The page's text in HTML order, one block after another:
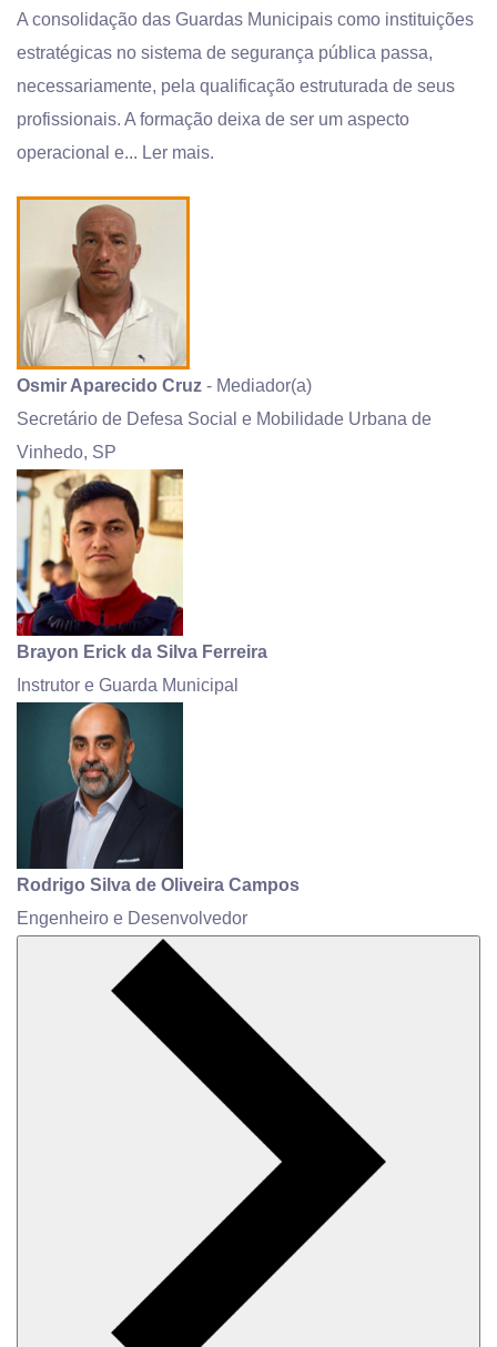
A consolidação das Guardas Municipais como instituições
estratégicas no sistema de segurança pública passa,
necessariamente, pela qualificação estruturada de seus
profissionais. A formação deixa de ser um aspecto
operacional e... Ler mais.
Osmir Aparecido Cruz - Mediador(a)
Secretário de Defesa Social e Mobilidade Urbana de
Vinhedo, SP
Brayon Erick da Silva Ferreira
Instrutor e Guarda Municipal
Rodrigo Silva de Oliveira Campos
Engenheiro e Desenvolvedor